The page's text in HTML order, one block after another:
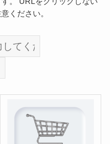
ください。